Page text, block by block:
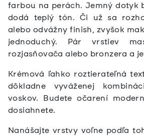
farbou na perách. Jemný dotyk
dodá teplý tón. Či už sa
alebo odvážny finish, zvyšok
jednoduchý. Pár vrstiev
rozjasňovača alebo bronzera a
Krémová ľahko roztierateľná
dôkladne vyváženej
voskov. Budete očarení
dosiahnete.
Nanášajte vrstvy voľne podľa